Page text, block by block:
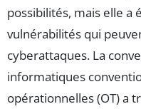
possibilités, mais elle a
vulnérabilités qui
cyberattaques. La
informatiques
opérationnelles (OT) a